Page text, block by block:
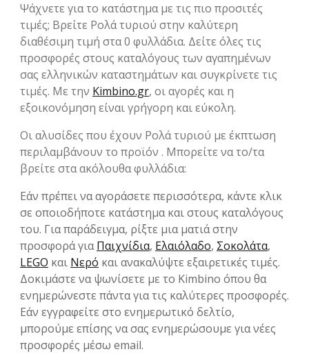
Ψάχνετε για το κατάστημα με τις πιο προσιτές
τιμές; Βρείτε Ρολά τυριού στην καλύτερη
διαθέσιμη τιμή στα 0 φυλλάδια. Δείτε όλες τις
προσφορές στους καταλόγους των αγαπημένων
σας ελληνικών καταστημάτων και συγκρίνετε τις
τιμές. Με την Kimbino.gr, οι αγορές και η
εξοικονόμηση είναι γρήγορη και εύκολη.
Οι αλυσίδες που έχουν Ρολά τυριού με έκπτωση
περιλαμβάνουν το προϊόν . Μπορείτε να το/τα
βρείτε στα ακόλουθα φυλλάδια:
Εάν πρέπει να αγοράσετε περισσότερα, κάντε κλικ
σε οποιοδήποτε κατάστημα και στους καταλόγους
του. Για παράδειγμα, ρίξτε μια ματιά στην
προσφορά γιαΠαιχνίδια, Ελαιόλαδο, Σοκολάτα,
LEGO και Νερό και ανακαλύψτε εξαιρετικές τιμές.
Δοκιμάστε να ψωνίσετε με το Kimbino όπου θα
ενημερώνεστε πάντα για τις καλύτερες προσφορές.
Εάν εγγραφείτε στο ενημερωτικό δελτίο,
μπορούμε επίσης να σας ενημερώσουμε για νέες
προσφορές μέσω email.